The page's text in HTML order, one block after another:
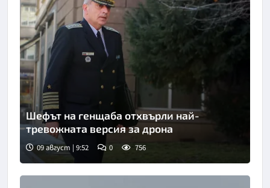
Снимка: БТА
Шефът на генщаба отхвърли най-
тревожната версия за дрона
09 август | 9:52 0 756